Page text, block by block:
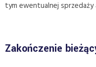
tym ewentualnej
Zakończenie